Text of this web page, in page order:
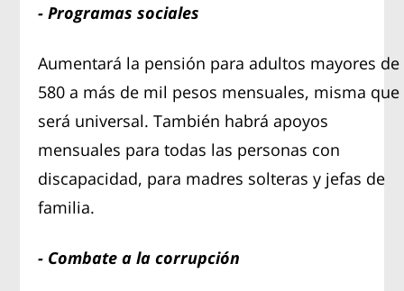
- Programas sociales
Aumentará la pensión para adultos mayores de
580 a más de mil pesos mensuales, misma que
será universal. También habrá apoyos
mensuales para todas las personas con
discapacidad, para madres solteras y jefas de
familia.
- Combate a la corrupción